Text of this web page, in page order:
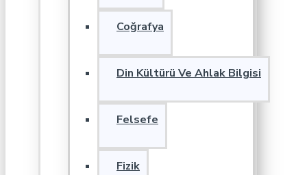
Coğrafya
Din Kültürü Ve Ahlak Bilgisi
Felsefe
Fizik